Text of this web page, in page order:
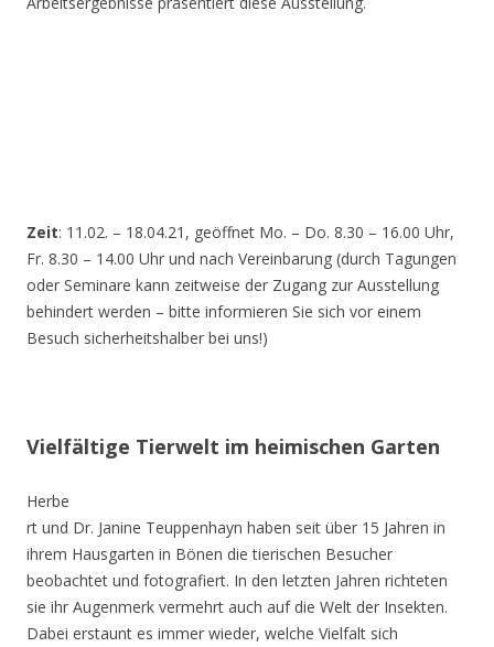
Zeit: 11.02. – 18.04.21, geöffnet Mo. – Do. 8.30 – 16.00 Uhr,
Fr. 8.30 – 14.00 Uhr und nach Vereinbarung (durch Tagungen
oder Seminare kann zeitweise der Zugang zur Ausstellung
behindert werden – bitte informieren Sie sich vor einem
Besuch sicherheitshalber bei uns!)
Vielfältige Tierwelt im heimischen Garten
Herbe
rt und Dr. Janine Teuppenhayn haben seit über 15 Jahren in
ihrem Hausgarten in Bönen die tierischen Besucher
beobachtet und fotografiert. In den letzten Jahren richteten
sie ihr Augenmerk vermehrt auch auf die Welt der Insekten.
Dabei erstaunt es immer wieder, welche Vielfalt sich